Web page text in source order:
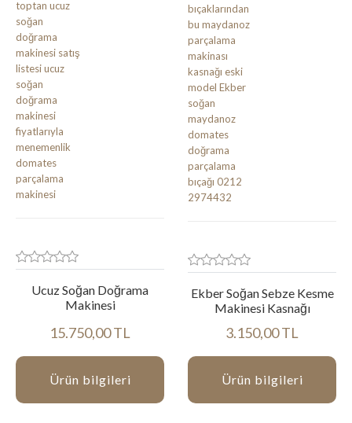
Ucuz Soğan Doğrama
Makinesi
15.750,00 TL
Ürün bilgileri
Ekber Soğan Sebze Kesme
Makinesi Kasnağı
3.150,00 TL
Ürün bilgileri